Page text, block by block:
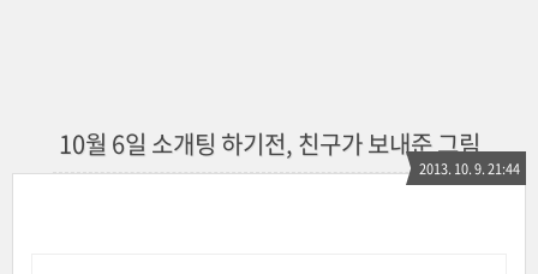
10월 6일 소개팅 하기전, 친구가 보내준 그림
2013. 10. 9. 21:44